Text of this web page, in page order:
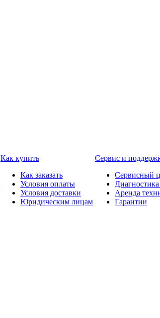
Как купить
Как заказать
Условия оплаты
Условия доставки
Юридическим лицам
Сервис и
Сервисный
Аренда
Гарантии